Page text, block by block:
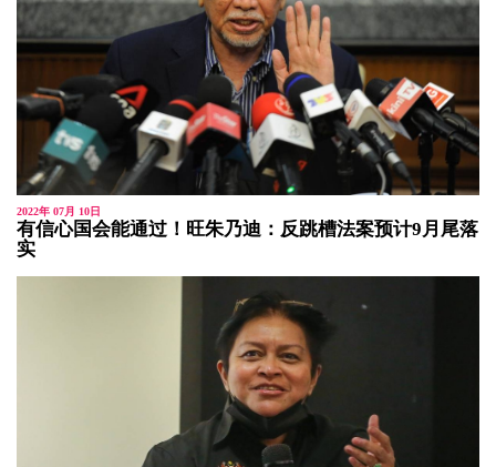
2022年 07月 10日
有信心国会能通过！旺朱乃迪：反跳槽法案预计9月尾落
实